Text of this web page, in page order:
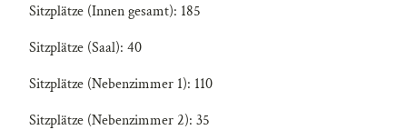
Sitzplätze (Innen gesamt): 185
Sitzplätze (Saal): 40
Sitzplätze (Nebenzimmer 1): 110
Sitzplätze (Nebenzimmer 2): 35